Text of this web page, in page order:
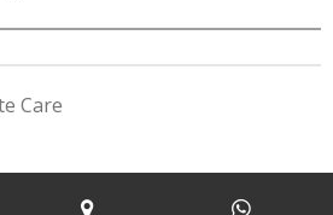
Care